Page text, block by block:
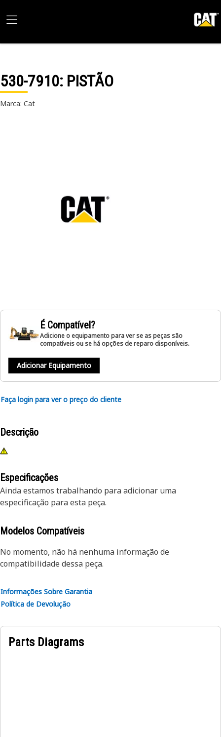
530-7910: PISTÃO
Marca: Cat
É Compatível?
Adicione o equipamento para ver se as peças são
compatíveis ou se há opções de reparo disponíveis.
Adicionar Equipamento
Faça login para ver o preço do cliente
Descrição
Especificações
Ainda estamos trabalhando para adicionar uma
especificação para esta peça.
Modelos Compatíveis
No momento, não há nenhuma informação de
compatibilidade dessa peça.
Informações Sobre Garantia
Política de Devolução
Parts Diagrams